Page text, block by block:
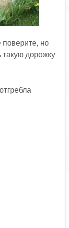
поверите, но
такую дорожку